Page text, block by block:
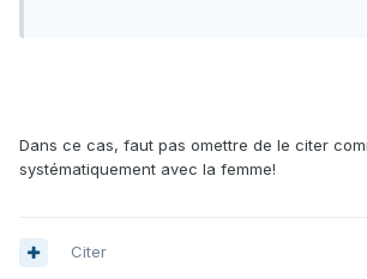
Dans ce cas, faut pas omettre de le citer
systématiquement avec la femme!
Citer